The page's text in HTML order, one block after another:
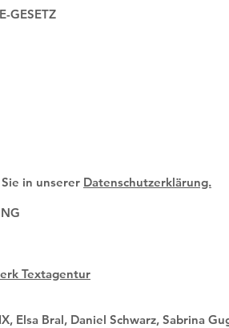
GESETZ
in unserer Datenschutzerklärung.
Textagentur
Elsa Bral, Daniel Schwarz, Sabrina